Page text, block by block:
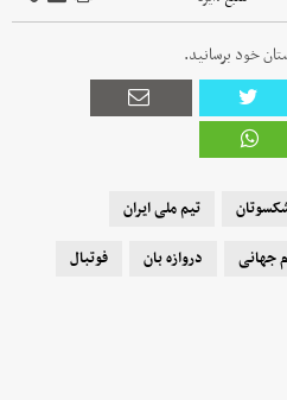
خود برسانید.
تیم ملی ایران
جهانی
دروازه بان فوتبال